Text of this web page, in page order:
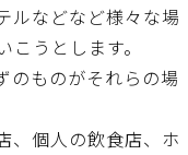
ルなどなど様々な場
うとします。
のものがそれらの場
、個人の飲食店、ホ